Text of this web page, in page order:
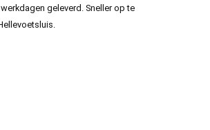
geleverd. Sneller op te